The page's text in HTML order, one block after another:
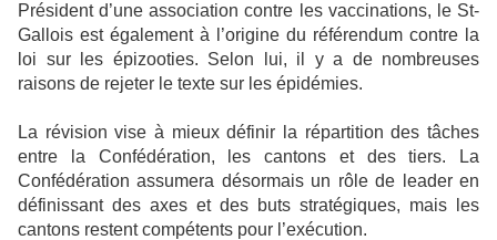
Président d’une association contre les vaccinations, le St-
Gallois est également à l’origine du référendum contre la
loi sur les épizooties. Selon lui, il y a de nombreuses
raisons de rejeter le texte sur les épidémies.
La révision vise à mieux définir la répartition des tâches
entre la Confédération, les cantons et des tiers. La
Confédération assumera désormais un rôle de leader en
définissant des axes et des buts stratégiques, mais les
cantons restent compétents pour l’exécution.